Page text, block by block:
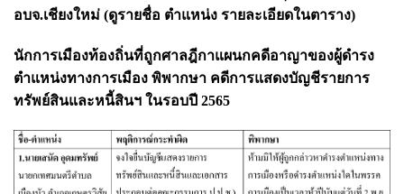
อบจ.เชียงใหม่ (ดูรายชื่อ ตำแหน่ง รายละเอียดในตาราง)
นักการเมืองท้องถิ่นที่ถูกศาลฎีกาแผนกคดีอาญาของผู้ดำรง
ตำแหน่งทางการเมือง พิพากษา คดีการแสดงบัญชีรายการ
ทรัพย์สินและหนี้สินฯ ในรอบปี 2565